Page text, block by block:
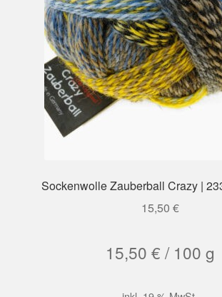
Sockenwolle Zauberball Crazy |
15,50 €
15,50 € / 100 g